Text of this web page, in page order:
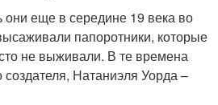
еще в середине 19 века во
папоротники, которые
не выживали. В те времена
Натаниэля Уорда –